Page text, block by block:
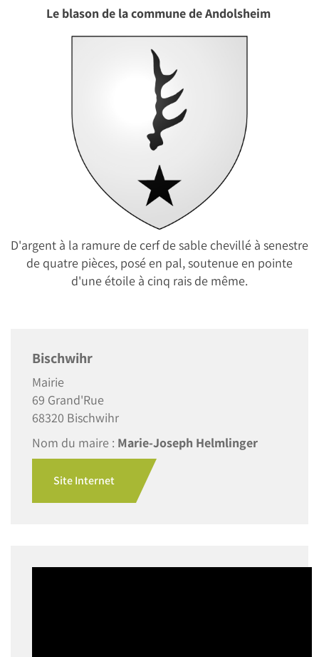
Le blason de la commune de Andolsheim
D'argent à la ramure de cerf de sable chevillé à senestre
de quatre pièces, posé en pal, soutenue en pointe
d'une étoile à cinq rais de même.
Bischwihr
Mairie
69 Grand'Rue
68320 Bischwihr
Nom du maire : Marie-Joseph Helmlinger
Site Internet